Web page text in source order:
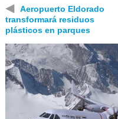
◀
Aeropuerto Eldorado
transformará residuos
plásticos en parques